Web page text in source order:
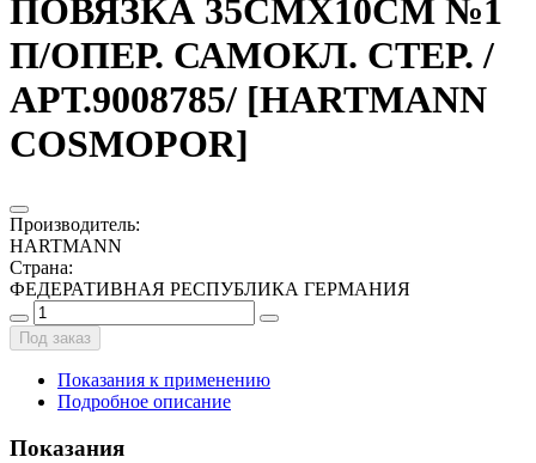
ПОВЯЗКА 35СМХ10СМ №1
П/ОПЕР. САМОКЛ. СТЕР. /
АРТ.9008785/ [HARTMANN
COSMOPOR]
Производитель:
HARTMANN
Страна:
ФЕДЕРАТИВНАЯ РЕСПУБЛИКА ГЕРМАНИЯ
Под заказ
Показания к применению
Подробное описание
Показания